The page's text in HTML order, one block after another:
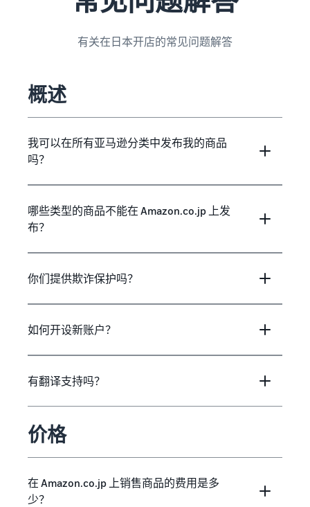
有关在日本开店的常见问题解答
概述
我可以在所有亚马逊分类中发布我的商品
吗？
哪些类型的商品不能在 Amazon.co.jp 上发
布？
你们提供欺诈保护吗？
如何开设新账户？
有翻译支持吗？
价格
在 Amazon.co.jp 上销售商品的费用是多
少？